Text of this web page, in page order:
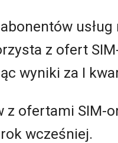
z ofert
wyniki za I
z ofertami SIM-
wcześniej.